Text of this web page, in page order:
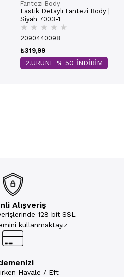
Fantezi Body
Lastik Detaylı Fantezi Body |
Siyah 7003-1
★ ★ ★ ★ ★
2090440098
₺319,99
2.ÜRÜNE % 50 İNDİRİM
Alışveriş
128 bit SSL
kullanmaktayız
Havale / Eft